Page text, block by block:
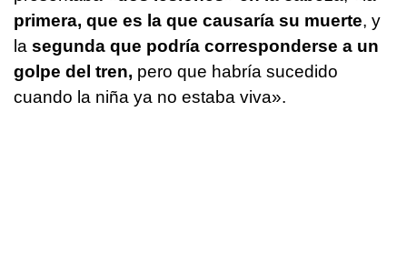
primera, que es la que causaría su muerte, y
la segunda que podría corresponderse a un
golpe del tren, pero que habría sucedido
cuando la niña ya no estaba viva».